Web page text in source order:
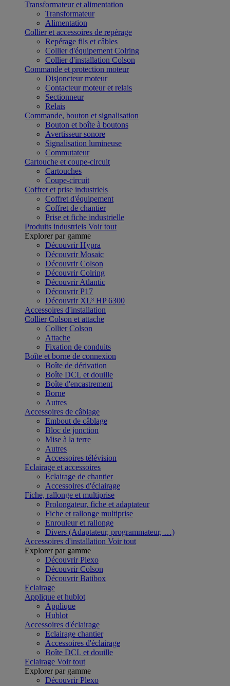
Transformateur et alimentation
Transformateur
Alimentation
Collier et accessoires de repérage
Repérage fils et câbles
Collier d'équipement Colring
Collier d'installation Colson
Commande et protection moteur
Disjoncteur moteur
Contacteur moteur et relais
Sectionneur
Relais
Commande, bouton et signalisation
Bouton et boîte à boutons
Avertisseur sonore
Signalisation lumineuse
Commutateur
Cartouche et coupe-circuit
Cartouches
Coupe-circuit
Coffret et prise industriels
Coffret d'équipement
Coffret de chantier
Prise et fiche industrielle
Produits industriels Voir tout
Explorer par gamme
Découvrir Hypra
Découvrir Mosaic
Découvrir Colson
Découvrir Colring
Découvrir Atlantic
Découvrir P17
Découvrir XL³ HP 6300
Accessoires d'installation
Collier Colson et attache
Collier Colson
Attache
Fixation de conduits
Boîte et borne de connexion
Boîte de dérivation
Boîte DCL et douille
Boîte d'encastrement
Borne
Autres
Accessoires de câblage
Embout de câblage
Bloc de jonction
Mise à la terre
Autres
Accessoires télévision
Eclairage et accessoires
Eclairage de chantier
Accessoires d'éclairage
Fiche, rallonge et multiprise
Prolongateur, fiche et adaptateur
Fiche et rallonge multiprise
Enrouleur et rallonge
Divers (Adaptateur, programmateur, …)
Accessoires d'installation Voir tout
Explorer par gamme
Découvrir Plexo
Découvrir Colson
Découvrir Batibox
Eclairage
Applique et hublot
Applique
Hublot
Accessoires d'éclairage
Eclairage chantier
Accessoires d'éclairage
Boîte DCL et douille
Eclairage Voir tout
Explorer par gamme
Découvrir Plexo